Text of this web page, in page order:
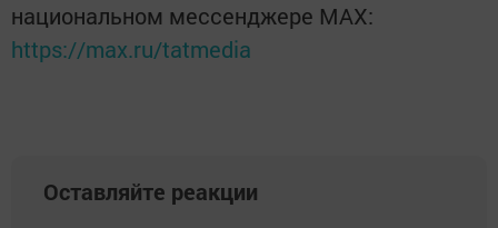
национальном мессенджере MАХ:
https://max.ru/tatmedia
Оставляйте реакции